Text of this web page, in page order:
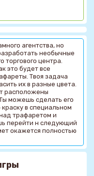
агентства, но
необычные
торгового центра.
это будет все
Твоя задача
их в разные цвета.
расположены
можешь сделать его
в специальном
трафаретом и
перейти н следующий
окажется полностью